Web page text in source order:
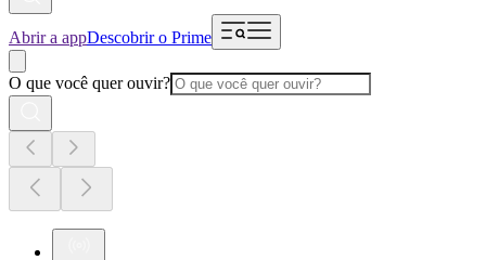
Abrir a appDescobrir o Prime
O que você quer ouvir?